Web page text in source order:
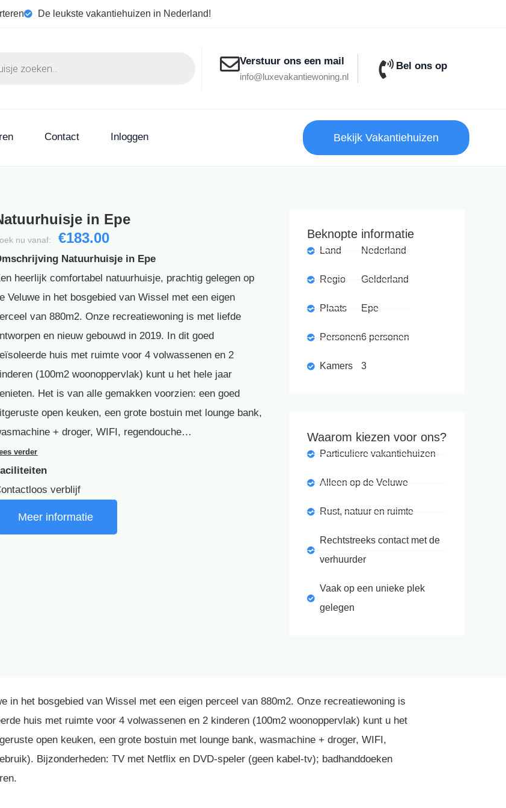
De leukste vakantiehuizen in Nederland!
Verstuur ons een mail
info@luxevakantiewoning.nl
Bel ons op
Contact Inloggen Bekijk Vakantiehuizen
in Epe
nu vanaf: €183.00
Natuurhuisje in Epe
heerlijk comfortabel natuurhuisje, prachtig gelegen op
Veluwe in het bosgebied van Wissel met een eigen
van 880m2. Onze recreatiewoning is met liefde
en nieuw gebouwd in 2019. In dit goed
huis met ruimte voor 4 volwassenen en 2
(100m2 woonoppervlak) kunt u het hele jaar
Het is van alle gemakken voorzien: een goed
open keuken, een grote bostuin met lounge bank,
+ droger, WIFI, regendouche…
verder
verblijf
Meer informatie
Beknopte informatie
Land
Regio
Plaats
Personen
Kamers
Nederland
Gelderland
Epe
6 personen
3
Waarom kiezen voor ons?
Particuliere vakantiehuizen
Alleen op de Veluwe
Rust, natuur en ruimte
Rechtstreeks contact met de
verhuurder
Vaak op een unieke plek
gelegen
in het bosgebied van Wissel met een eigen perceel van 880m2. Onze recreatiewoning is
huis met ruimte voor 4 volwassenen en 2 kinderen (100m2 woonoppervlak) kunt u het
open keuken, een grote bostuin met lounge bank, wasmachine + droger, WIFI,
Bijzonderheden: TV met Netflix en DVD-speler (geen kabel-tv); badhanddoeken